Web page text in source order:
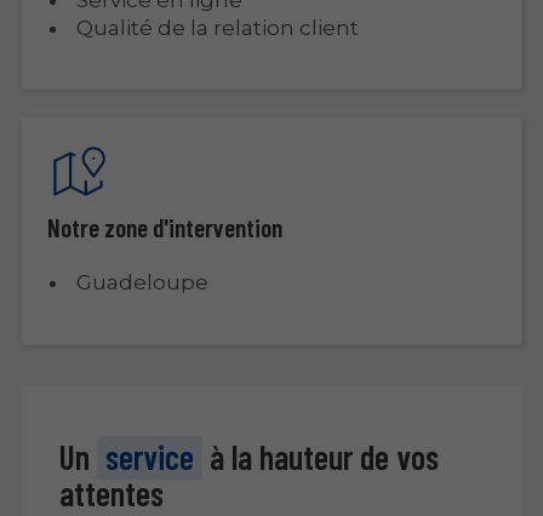
Qualité de la relation client
Notre zone d'intervention
Guadeloupe
Un service à la hauteur de vos
attentes